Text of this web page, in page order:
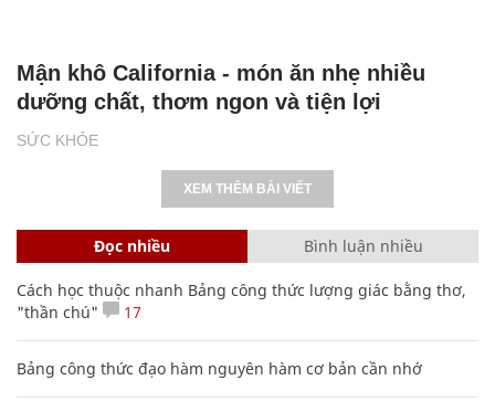
SỨC KHỎE
Mận khô California - món ăn nhẹ nhiều
dưỡng chất, thơm ngon và tiện lợi
XEM THÊM BÀI VIẾT
Đọc nhiều Bình luận nhiều
Cách học thuộc nhanh Bảng công thức lượng giác bằng thơ,
"thần chú"
17
Bảng công thức đạo hàm nguyên hàm cơ bản cần nhớ